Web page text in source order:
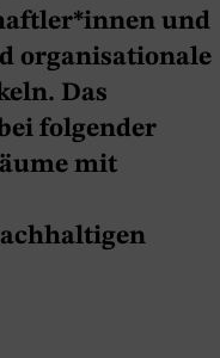
und
organisationale
Das
folgender
mit